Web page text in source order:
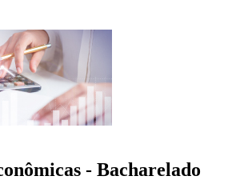
- Bacharelado